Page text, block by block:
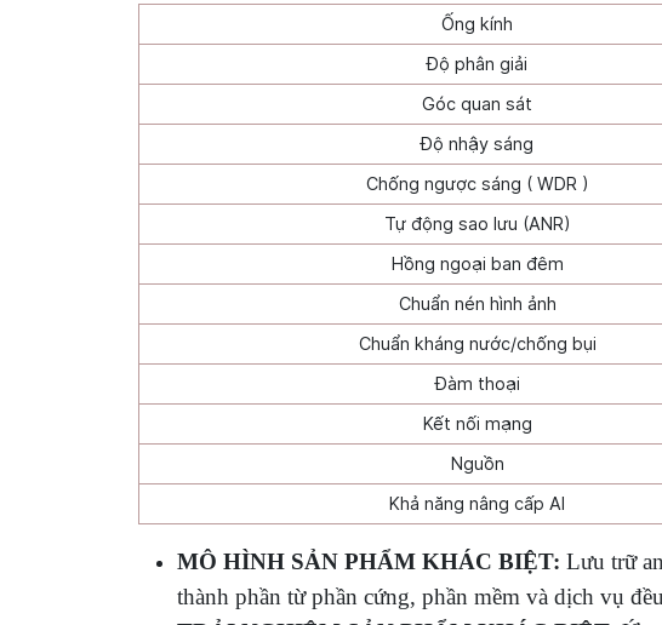
Ống kính
Độ phân giải
Góc quan sát
Độ nhậy sáng
Chống ngược sáng ( WDR )
Tự động sao lưu (ANR)
Hồng ngoại ban đêm
Chuẩn nén hình ảnh
Chuẩn kháng nước/chống bụi
Đàm thoại
Kết nối mạng
Nguồn
Khả năng nâng cấp AI
MÔ HÌNH SẢN PHẨM KHÁC BIỆT: Lưu trữ
thành phần từ phần cứng, phần mềm và dịch vụ